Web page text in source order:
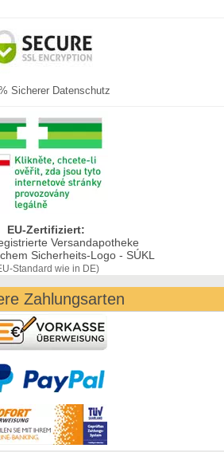
Sicherer Datenschutz
EU-Zertifiziert:
Versandapotheke
Sicherheits-Logo - SÚKL
Standard wie in DE)
Zahlungsarten